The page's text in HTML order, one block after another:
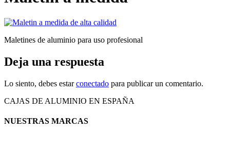
Maletines de aluminio para uso profesional
Deja una respuesta
Lo siento, debes estarconectado para publicar un comentario.
CAJAS DE ALUMINIO EN ESPAÑA
NUESTRAS MARCAS